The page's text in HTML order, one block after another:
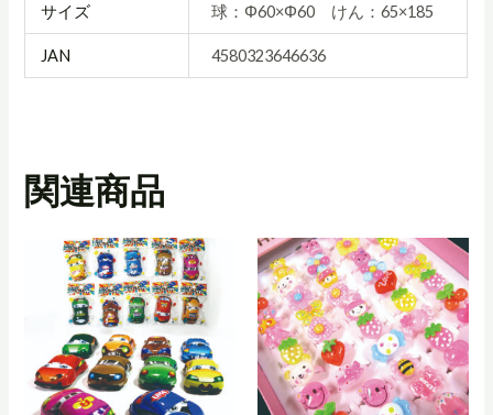
サイズ 球：Φ60×Φ60 けん：65×185
JAN 4580323646636
関連商品